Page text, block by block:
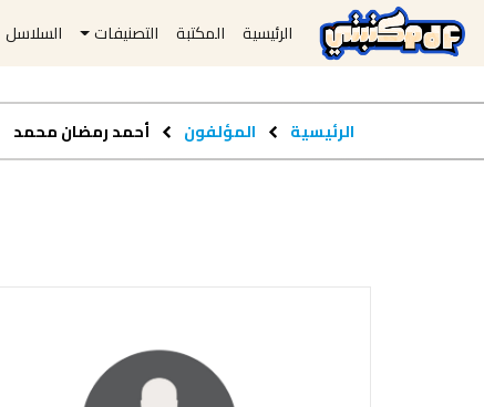
الرئيسية المكتبة التصنيفات السلاسل
الرئيسية المؤلفون أحمد رمضان محمد